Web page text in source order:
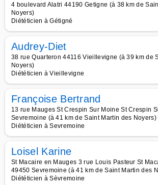
4 boulevard Alatri 44190 Getigne (à 38 km de
Noyers)
Diététicien à Gétigné
Audrey-Diet
38 rue Quarteron 44116 Vieillevigne (à 39 km de
Noyers)
Diététicien à Vieillevigne
Françoise Bertrand
13 rue Mauges St Crespin Sur Moine St Crespin
Sevremoine (à 41 km de Saint Martin des Noyers)
Diététicien à Sevremoine
Loisel Karine
St Macaire en Mauges 3 rue Louis Pasteur St
49450 Sevremoine (à 41 km de Saint Martin des
Diététicien à Sèvremoine